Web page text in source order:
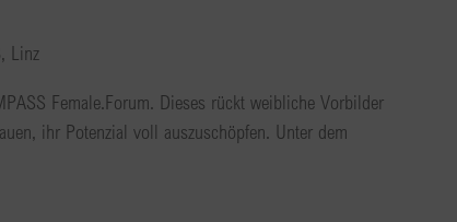
Linz
Female.Forum. Dieses rückt weibliche Vorbilder
ihr Potenzial voll auszuschöpfen. Unter dem